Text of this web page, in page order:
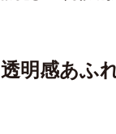
明感あふ